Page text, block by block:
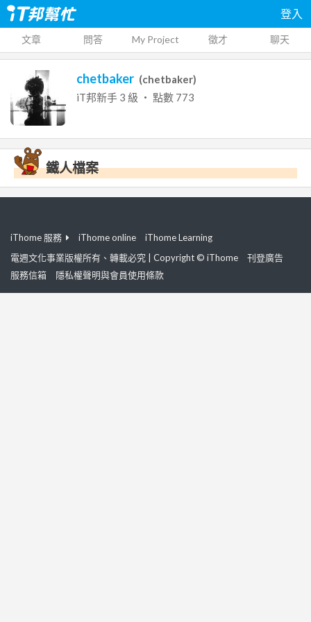
登入
文章 問答 My Project 徵才 聊天
chetbaker (chetbaker)
iT邦新手 3 級 ‧ 點數 773
鐵人檔案
iThome 服務 iThome online
iThome Learning
電週文化事業版權所有、轉載必究 | Copyright © iThome
刊登廣告
服務信箱
隱私權聲明與會員使用條款